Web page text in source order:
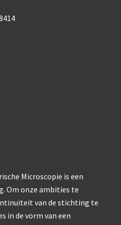
limb’ (1857)
microscope’ (ca. 1857)
(1860-1880)
(1860-1880)
1890)
(1862-1880)
microscope’ (1867)
(1870-1880)
(1870-1890)
Microscopie is een
Om onze ambities te
van de stichting te
in de vorm van een